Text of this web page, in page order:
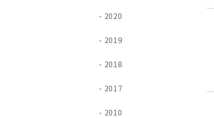
2020
2019
2018
2017
2010